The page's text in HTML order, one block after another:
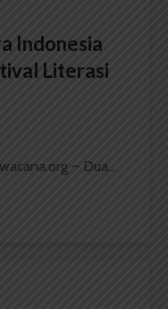
Indonesia
Literasi
– Dua...